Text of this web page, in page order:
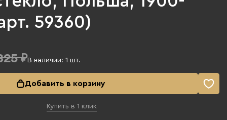
59360)
₽В наличии: 1 шт.
Добавить в корзину
Купить в 1 клик